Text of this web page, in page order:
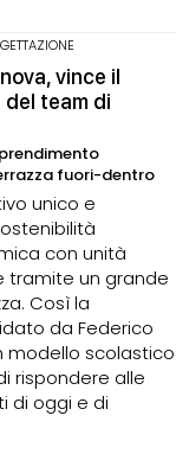
vince il
team di
fuori-dentro
unico e
con unità
tramite un grande
Così la
da Federico
modello scolastico
rispondere alle
di oggi e di